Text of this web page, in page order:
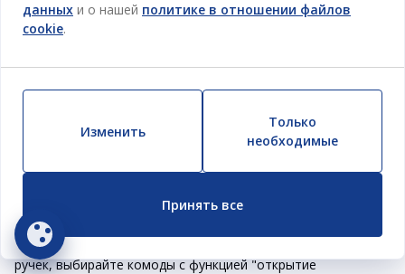
Ящик или ящик в комоде играет немаловажную роль, они
модели BASIC имеют механизм блокировки ящиков,
предотвращающий случайное извлечение ящиков,
сохраняя при этом возможность легкого извлечения.
механизмом полного вытягивания ящиков, который
использования большего пространства.
Если вы всегда мечтаете о глянцевых поверхностях без
ручек, выбирайте комоды с функцией "открытие
данных и о нашей политике в отношении файлов
cookie.
Изменить
Только
необходимые
Принять все